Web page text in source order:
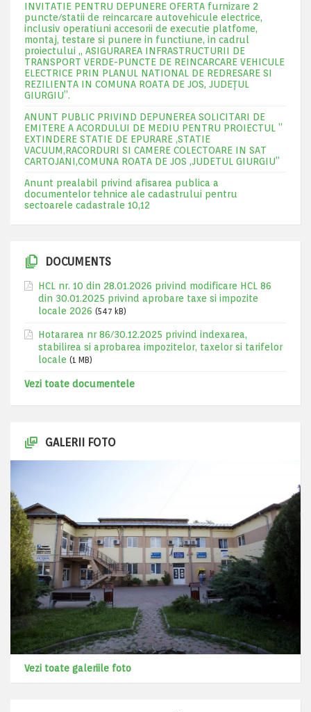
INVITATIE PENTRU DEPUNERE OFERTA furnizare 2
puncte/statii de reincarcare autovehicule electrice,
inclusiv operatiuni accesorii de executie platfome,
montaj, testare si punere in functiune, in cadrul
proiectului „ ASIGURAREA INFRASTRUCTURII DE
TRANSPORT VERDE-PUNCTE DE REINCARCARE VEHICULE
ELECTRICE PRIN PLANUL NATIONAL DE REDRESARE SI
REZILIENTA IN COMUNA ROATA DE JOS, JUDEŢUL
GIURGIU”.
ANUNT PUBLIC PRIVIND DEPUNEREA SOLICITARI DE
EMITERE A ACORDULUI DE MEDIU PENTRU PROIECTUL ”
EXTINDERE STATIE DE EPURARE ,STATIE
VACUUM,RACORDURI SI CAMERE COLECTOARE IN SAT
CARTOJANI,COMUNA ROATA DE JOS ,JUDETUL GIURGIU”
Anunt prealabil privind afisarea publica a
documentelor tehnice ale cadastrului pentru
sectoarele cadastrale 10,12
DOCUMENTS
HCL nr. 10 din 28.01.2026 privind modificare HCL 86
din 30.01.2025 privind aprobare taxe si impozite
locale 2026 (547 kB)
Hotararea nr 86/30.12.2025 privind indexarea,
stabilirea si aprobarea impozitelor, taxelor si tarifelor
locale (1 MB)
Vezi toate documentele
GALERII FOTO
Vezi toate galeriile foto